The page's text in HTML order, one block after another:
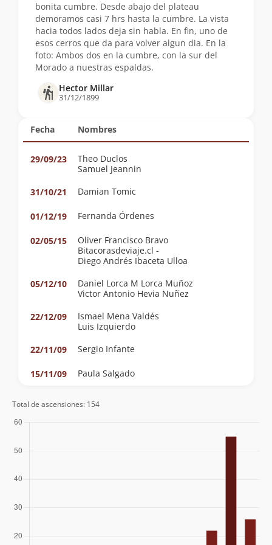
Fecha Nombres
29/09/23
Theo Duclos
Samuel Jeannin
31/10/21
Damian Tomic
01/12/19 Fernanda Órdenes
02/05/15
Oliver Francisco Bravo
Bitacorasdeviaje.cl -
Diego Andrés Ibaceta Ulloa
05/12/10
Daniel Lorca M Lorca Muñoz
Victor Antonio Hevia Nuñez
22/12/09
Ismael Mena Valdés
Luis Izquierdo
22/11/09
Sergio Infante
15/11/09 Paula Salgado
bonita cumbre. Desde abajo del plateau
demoramos casi 7 hrs hasta la cumbre. La vista
hacia todos lados deja sin habla. En fin, uno de
esos cerros que da para volver algun dia. En la
foto: Ambos dos en la cumbre, con la sur del
Morado a nuestras espaldas.
Hector Millar
31/12/1899
Total de ascensiones: 154